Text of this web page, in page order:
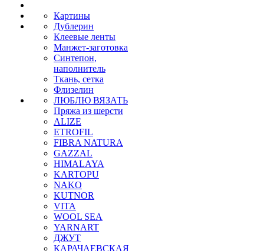
Картины
Дублерин
Клеевые ленты
Манжет-заготовка
Синтепон,
наполнитель
Ткань, сетка
Флизелин
ЛЮБЛЮ ВЯЗАТЬ
Пряжа из шерсти
ALIZE
ETROFIL
FIBRA NATURA
GAZZAL
HIMALAYA
KARTOPU
NAKO
KUTNOR
VITA
WOOL SEA
YARNART
ДЖУТ
КАРАЧАЕВСКАЯ